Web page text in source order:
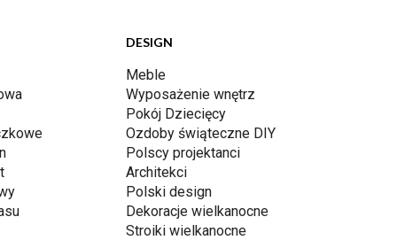
DESIGN
Meble
Wyposażenie wnętrz
Pokój Dziecięcy
Ozdoby świąteczne DIY
Polscy projektanci
Architekci
Polski design
Dekoracje wielkanocne
Stroiki wielkanocne